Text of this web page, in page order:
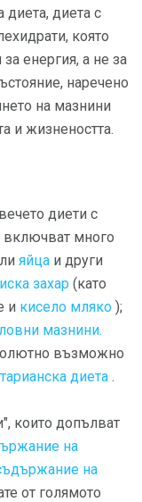
диета, диета с
която
енергия, а не за
наречено
на мазнини
и жизнеността.
диети с
включват много
яйца и други
захар (като
и кисело мляко );
мазнини.
възможно
диета .
които допълват
на
на
от голямото